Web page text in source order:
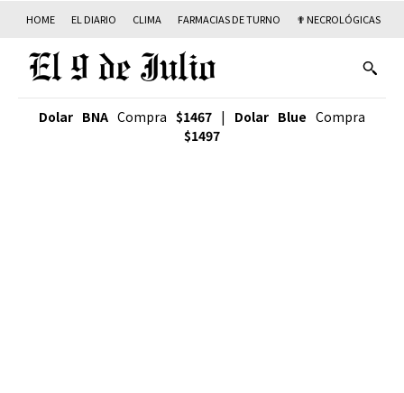
HOME EL DIARIO CLIMA FARMACIAS DE TURNO ✟ NECROLÓGICAS
Dolar BNA Compra $1467 | Dolar Blue Compra
$1497